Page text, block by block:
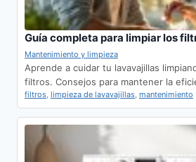
Guía completa para limpiar los
Mantenimiento y limpieza
Aprende a cuidar tu lavavajillas
filtros. Consejos para mantener la
filtros, limpieza de lavavajillas, mantenimiento